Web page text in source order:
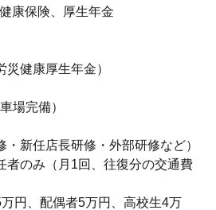
康保険、厚生年金
健康厚生年金）
場完備）
新任店長研修・外部研修など）
のみ（月1回、往復分の交通費
円、配偶者5万円、高校生4万